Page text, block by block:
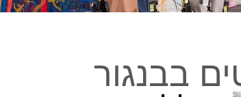
בבנגור